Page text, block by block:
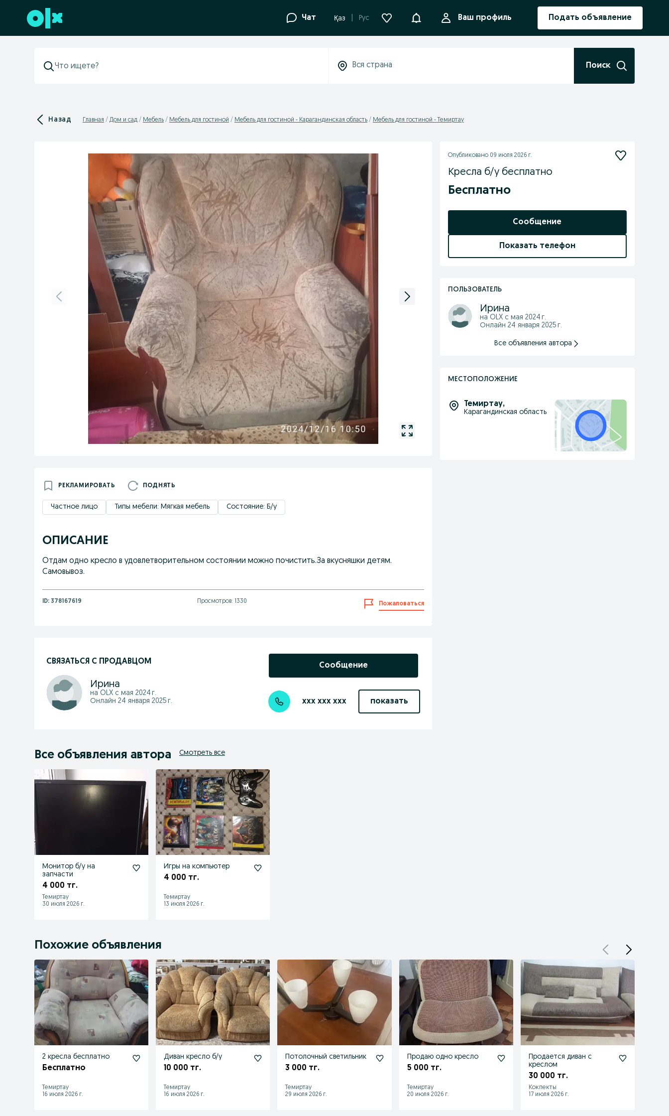
Перейти к нижнему колонтитулу Чат Қаз Рус УведомленияВаш профиль Подать объявление
Поиск
Назад Главная Дом и сад Мебель Мебель для гостиной Мебель для гостиной - Карагандинская область Мебель для гостиной - Темиртау
РЕКЛАМИРОВАТЬ ПОДНЯТЬ
Частное лицо Типы мебели: Мягкая мебель Состояние: Б/у
ОПИСАНИЕ
Отдам одно кресло в удовлетворительном состоянии можно почистить.За вкусняшки детям.
Самовывоз.
ID: 378167619 Просмотров: 1330 Пожаловаться
СВЯЗАТЬСЯ С ПРОДАВЦОМ
Ирина
на OLX с мая 2024 г.
Онлайн 24 января 2025 г.
Сообщение
xxx xxx xxx показать
Опубликовано 09 июля 2026 г.
Кресла б/у бесплатно
Бесплатно
Сообщение
Показать телефон
ПОЛЬЗОВАТЕЛЬ
Ирина
на OLX с мая 2024 г.
Онлайн 24 января 2025 г.
Все объявления автора
МЕСТОПОЛОЖЕНИЕ
Темиртау,
Карагандинская область
Все объявления автора Смотреть все
Монитор б/у на
запчасти
4 000 тг.
Темиртау
30 июля 2026 г.
Игры на компьютер
4 000 тг.
Темиртау
13 июля 2026 г.
Похожие объявления
2 кресла бесплатно
Бесплатно
Темиртау
16 июля 2026 г.
Диван кресло б/у
10 000 тг.
Темиртау
16 июля 2026 г.
Потолочный светильник
3 000 тг.
Темиртау
29 июля 2026 г.
Продаю одно кресло
5 000 тг.
Темиртау
20 июля 2026 г.
Продается диван с
креслом
30 000 тг.
Кокпекты
17 июля 2026 г.